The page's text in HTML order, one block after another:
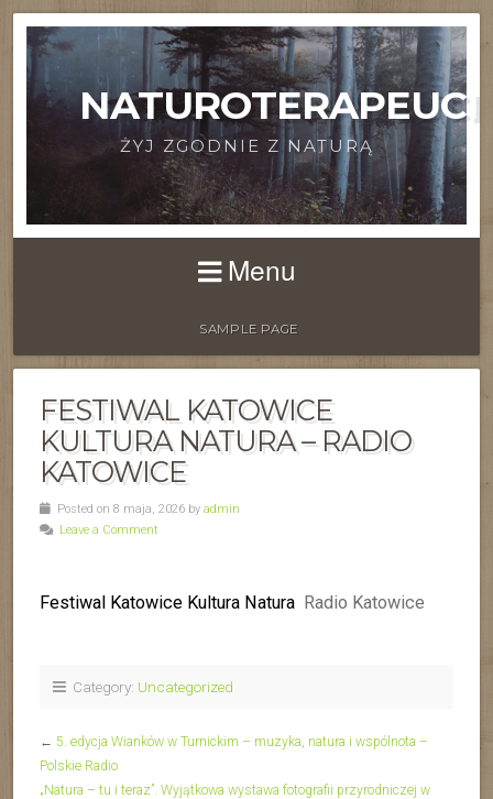
NATUROTERAPEUCI
ŻYJ ZGODNIE Z NATURĄ
Menu
SAMPLE PAGE
FESTIWAL KATOWICE
KULTURA NATURA – RADIO
KATOWICE
Posted on 8 maja, 2026 by admin
Leave a Comment
Festiwal Katowice Kultura Natura Radio Katowice
Category: Uncategorized
← 5. edycja Wianków w Turnickim – muzyka, natura i wspólnota –
Polskie Radio
„Natura – tu i teraz”. Wyjątkowa wystawa fotografii przyrodniczej w